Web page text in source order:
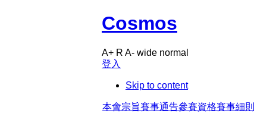
Cosmos
A+ R A- wide normal
登入
Skip to content
本會宗旨賽事通告參賽資格賽事細則